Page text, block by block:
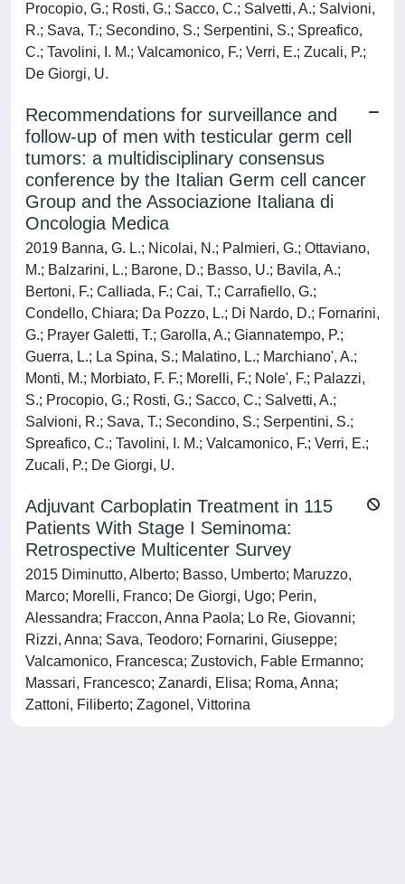
Procopio, G.; Rosti, G.; Sacco, C.; Salvetti, A.; Salvioni,
R.; Sava, T.; Secondino, S.; Serpentini, S.; Spreafico,
C.; Tavolini, I. M.; Valcamonico, F.; Verri, E.; Zucali, P.;
De Giorgi, U.
Recommendations for surveillance and
follow-up of men with testicular germ cell
tumors: a multidisciplinary consensus
conference by the Italian Germ cell cancer
Group and the Associazione Italiana di
Oncologia Medica
2019 Banna, G. L.; Nicolai, N.; Palmieri, G.; Ottaviano,
M.; Balzarini, L.; Barone, D.; Basso, U.; Bavila, A.;
Bertoni, F.; Calliada, F.; Cai, T.; Carrafiello, G.;
Condello, Chiara; Da Pozzo, L.; Di Nardo, D.; Fornarini,
G.; Prayer Galetti, T.; Garolla, A.; Giannatempo, P.;
Guerra, L.; La Spina, S.; Malatino, L.; Marchiano', A.;
Monti, M.; Morbiato, F. F.; Morelli, F.; Nole', F.; Palazzi,
S.; Procopio, G.; Rosti, G.; Sacco, C.; Salvetti, A.;
Salvioni, R.; Sava, T.; Secondino, S.; Serpentini, S.;
Spreafico, C.; Tavolini, I. M.; Valcamonico, F.; Verri, E.;
Zucali, P.; De Giorgi, U.
Adjuvant Carboplatin Treatment in 115
Patients With Stage I Seminoma:
Retrospective Multicenter Survey
2015 Diminutto, Alberto; Basso, Umberto; Maruzzo,
Marco; Morelli, Franco; De Giorgi, Ugo; Perin,
Alessandra; Fraccon, Anna Paola; Lo Re, Giovanni;
Rizzi, Anna; Sava, Teodoro; Fornarini, Giuseppe;
Valcamonico, Francesca; Zustovich, Fable Ermanno;
Massari, Francesco; Zanardi, Elisa; Roma, Anna;
Zattoni, Filiberto; Zagonel, Vittorina